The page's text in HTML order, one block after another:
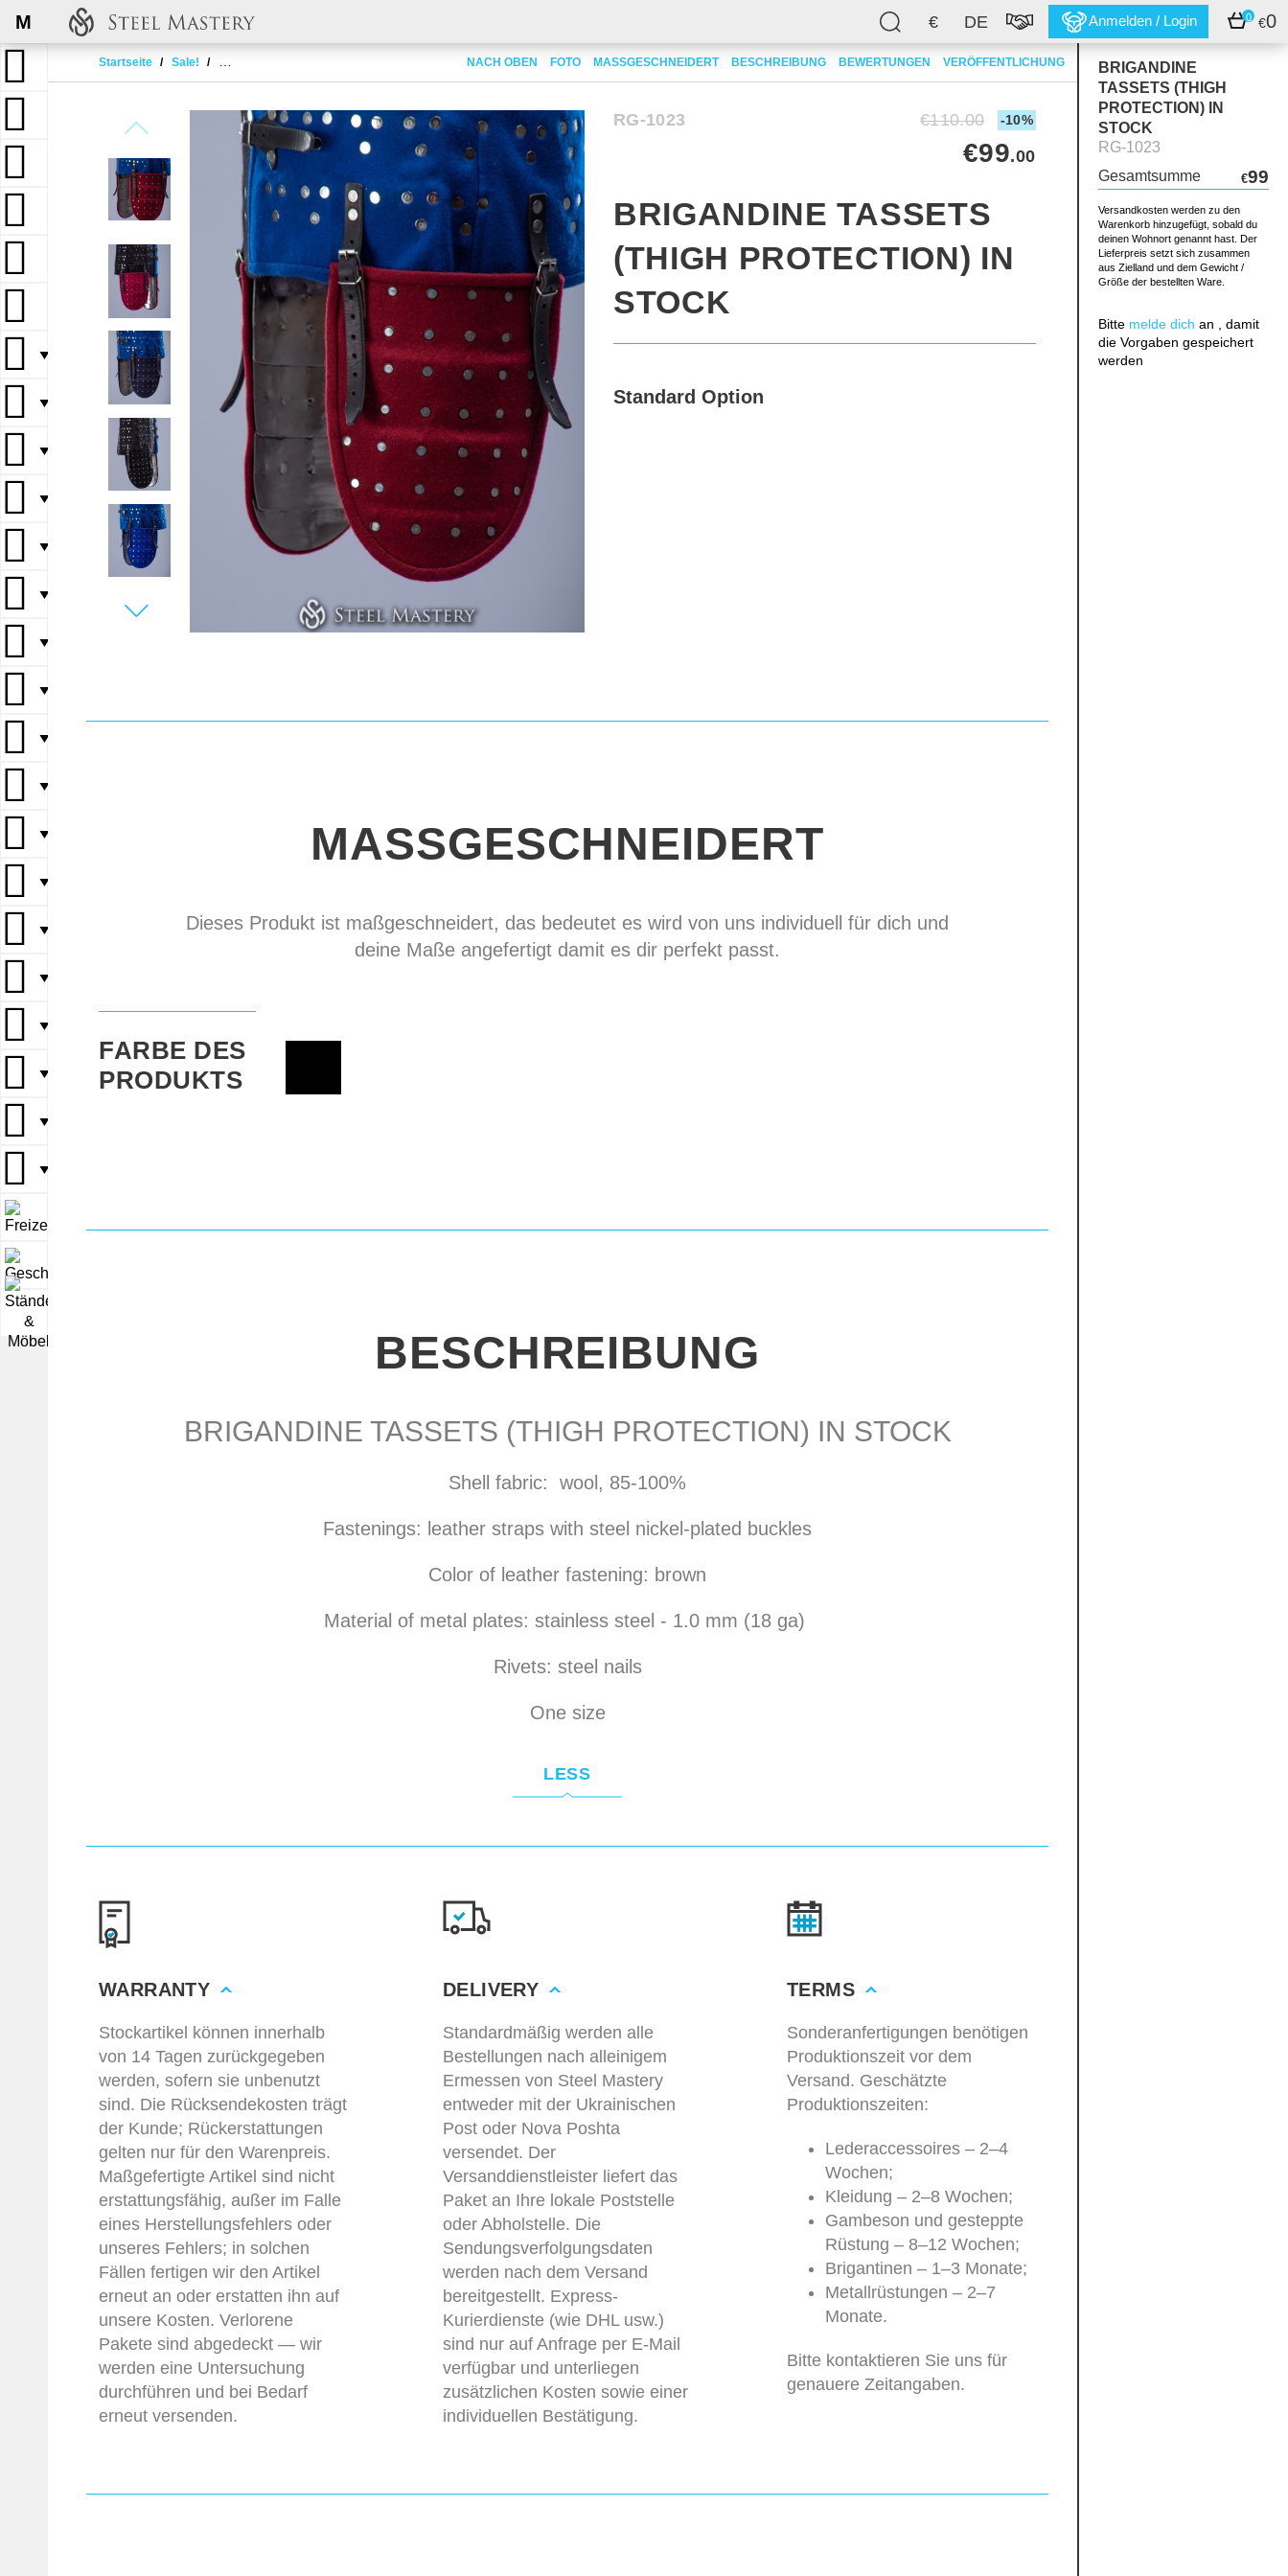
€ DE Anmelden / Login 0 €0
M
Startseite Sale! BRIGANDINE TASSETS (THIGH PROTECTION) IN STOCK
NACH OBEN FOTO MASSGESCHNEIDERT BESCHREIBUNG BEWERTUNGEN VERÖFFENTLICHUNG
▼
▼
▼
▼
▼
▼
▼
▼
▼
▼
▼
▼
▼
▼
▼
▼
▼
▼
BRIGANDINE
TASSETS (THIGH
PROTECTION) IN
STOCK
RG-1023
Gesamtsumme
€99
Versandkosten werden zu den
Warenkorb hinzugefügt, sobald du
deinen Wohnort genannt hast. Der
Lieferpreis setzt sich zusammen
aus Zielland und dem Gewicht /
Größe der bestellten Ware.
Bitte melde dich an , damit
die Vorgaben gespeichert
werden
RG-1023 €110.00 -10%
€99.00
BRIGANDINE TASSETS
(THIGH PROTECTION) IN
STOCK
Standard Option
MASSGESCHNEIDERT
Dieses Produkt ist maßgeschneidert, das bedeutet es wird von uns individuell für dich und
deine Maße angefertigt damit es dir perfekt passt.
FARBE DES
PRODUKTS
BESCHREIBUNG
BRIGANDINE TASSETS (THIGH PROTECTION) IN STOCK
Shell fabric: wool, 85-100%
Fastenings: leather straps with steel nickel-plated buckles
Color of leather fastening: brown
Material of metal plates: stainless steel - 1.0 mm (18 ga)
Rivets: steel nails
One size
LESS
WARRANTY
Stockartikel können innerhalb
von 14 Tagen zurückgegeben
werden, sofern sie unbenutzt
sind. Die Rücksendekosten trägt
der Kunde; Rückerstattungen
gelten nur für den Warenpreis.
Maßgefertigte Artikel sind nicht
erstattungsfähig, außer im Falle
eines Herstellungsfehlers oder
unseres Fehlers; in solchen
Fällen fertigen wir den Artikel
erneut an oder erstatten ihn auf
unsere Kosten. Verlorene
Pakete sind abgedeckt — wir
werden eine Untersuchung
durchführen und bei Bedarf
erneut versenden.
DELIVERY
Standardmäßig werden alle
Bestellungen nach alleinigem
Ermessen von Steel Mastery
entweder mit der Ukrainischen
Post oder Nova Poshta
versendet. Der
Versanddienstleister liefert das
Paket an Ihre lokale Poststelle
oder Abholstelle. Die
Sendungsverfolgungsdaten
werden nach dem Versand
bereitgestellt. Express-
Kurierdienste (wie DHL usw.)
sind nur auf Anfrage per E-Mail
verfügbar und unterliegen
zusätzlichen Kosten sowie einer
individuellen Bestätigung.
TERMS
Sonderanfertigungen benötigen
Produktionszeit vor dem
Versand. Geschätzte
Produktionszeiten:
Lederaccessoires – 2–4
Wochen;
Kleidung – 2–8 Wochen;
Gambeson und gesteppte
Rüstung – 8–12 Wochen;
Brigantinen – 1–3 Monate;
Metallrüstungen – 2–7
Monate.
Bitte kontaktieren Sie uns für
genauere Zeitangaben.